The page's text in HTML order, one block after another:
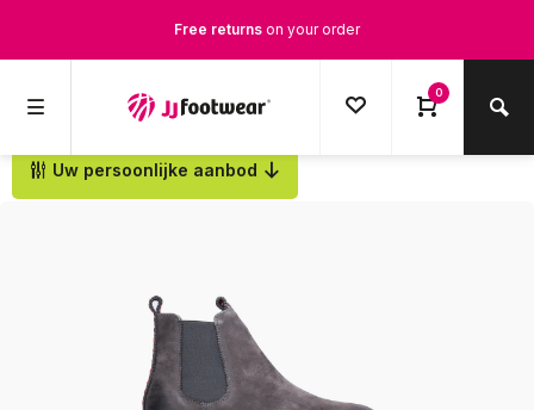
Free returns on your order
0
Uw persoonlijke aanbod
Back